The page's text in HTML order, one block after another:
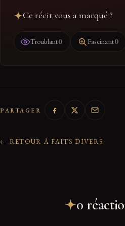
Ce récit vous a marqué ?
Troublant0 Fascinant0
PARTAGER
← RETOUR À FAITS DIVERS
0